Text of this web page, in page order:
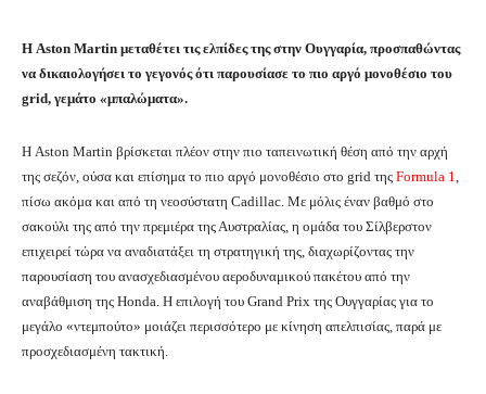
Η Aston Martin μεταθέτει τις ελπίδες της στην Ουγγαρία, προσπαθώντας
να δικαιολογήσει το γεγονός ότι παρουσίασε το πιο αργό μονοθέσιο του
grid, γεμάτο «μπαλώματα».
Η Aston Martin βρίσκεται πλέον στην πιο ταπεινωτική θέση από την αρχή
της σεζόν, ούσα και επίσημα το πιο αργό μονοθέσιο στο grid της Formula 1
πίσω ακόμα και από τη νεοσύστατη Cadillac. Με μόλις έναν βαθμό στο
σακούλι της από την πρεμιέρα της Αυστραλίας, η ομάδα του Σίλβερστον
επιχειρεί τώρα να αναδιατάξει τη στρατηγική της, διαχωρίζοντας την
παρουσίαση του ανασχεδιασμένου αεροδυναμικού πακέτου από την
αναβάθμιση της Honda. Η επιλογή του Grand Prix της Ουγγαρίας για το
μεγάλο «ντεμπούτο» μοιάζει περισσότερο με κίνηση απελπισίας, παρά με
προσχεδιασμένη τακτική.